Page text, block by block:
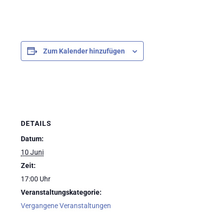
Zum Kalender hinzufügen
DETAILS
Datum:
10 Juni
Zeit:
17:00 Uhr
Veranstaltungskategorie:
Vergangene Veranstaltungen